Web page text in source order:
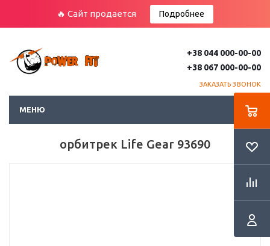
🔥 Сайт продается Подробнее
+38 044 000-00-00
+38 067 000-00-00
ЗАКАЗАТЬ ЗВОНОК
МЕНЮ
орбитрек Life Gear 93690